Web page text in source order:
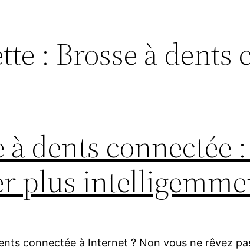
: Brosse à dents
à dents connectée
plus
connectée à Internet ? Non vous ne rêvez